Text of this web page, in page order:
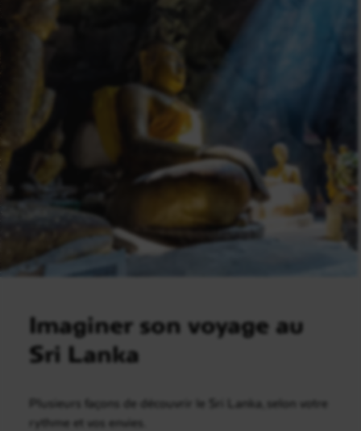
Imaginer son voyage au
Sri Lanka
Plusieurs façons de découvrir le Sri Lanka, selon votre
rythme et vos envies.